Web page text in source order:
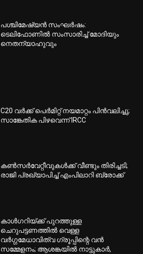
പശ്ചിമേഷ്യന്‍ സംഘര്‍ഷം:
ടെലിഫോണില്‍ സംസാരിച്ച് മോദിയും
നെതന്യാഹുവും
C20 വര്‍ക്ക് പെര്‍മിറ്റ് നയമാറ്റം പിന്‍വലിച്ചു;
സാങ്കേതിക പിഴവെന്ന് IRCC
കണ്‍സര്‍വേറ്റീവുകള്‍ക്ക് വീണ്ടും തിരിച്ചടി;
രാജി പ്രഖ്യാപിച്ച് എംപിലാറി ബ്രോക്ക്
കാൾഗറിയ്ക്ക് പുറത്തുള്ള
ചെറുപട്ടണത്തിൽ വെള്ള
വർഗ്ഗമേധാവിത്വ ഗ്രൂപ്പിന്റെ വൻ
സമ്മേളനം; ആശങ്കയിൽ നാട്ടുകാർ,